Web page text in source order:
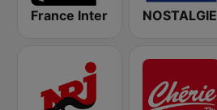
France Inter NOSTALGIE